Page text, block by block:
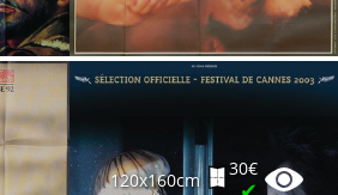
120x160cm
30€